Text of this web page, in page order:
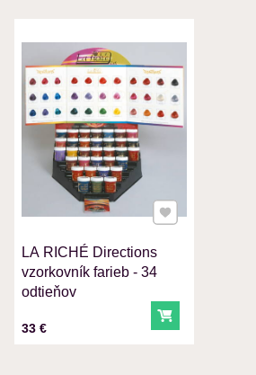
VÁŠ E-MAIL
VAŠA OTÁZKA K PRODUKTU
Odoslať
LA RICHÉ Directions
vzorkovník farieb - 34
odtieňov
Cena s DPH
33 € Do košíka
Pridať k